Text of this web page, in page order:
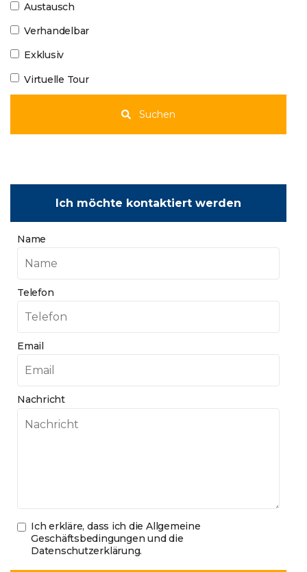
Austausch
Verhandelbar
Exklusiv
Virtuelle Tour
Suchen
Ich möchte kontaktiert werden
Name
Telefon
Email
Nachricht
Ich erkläre, dass ich dieAllgemeine
Geschäftsbedingungen und die
Datenschutzerklärung.